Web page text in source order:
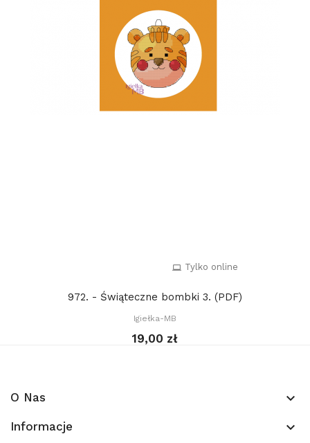
Tylko online
972. - Świąteczne bombki 3. (PDF)
Igiełka-MB
19,00 zł
O Nas keyboard_arrow_down
Informacje keyboard_arrow_down